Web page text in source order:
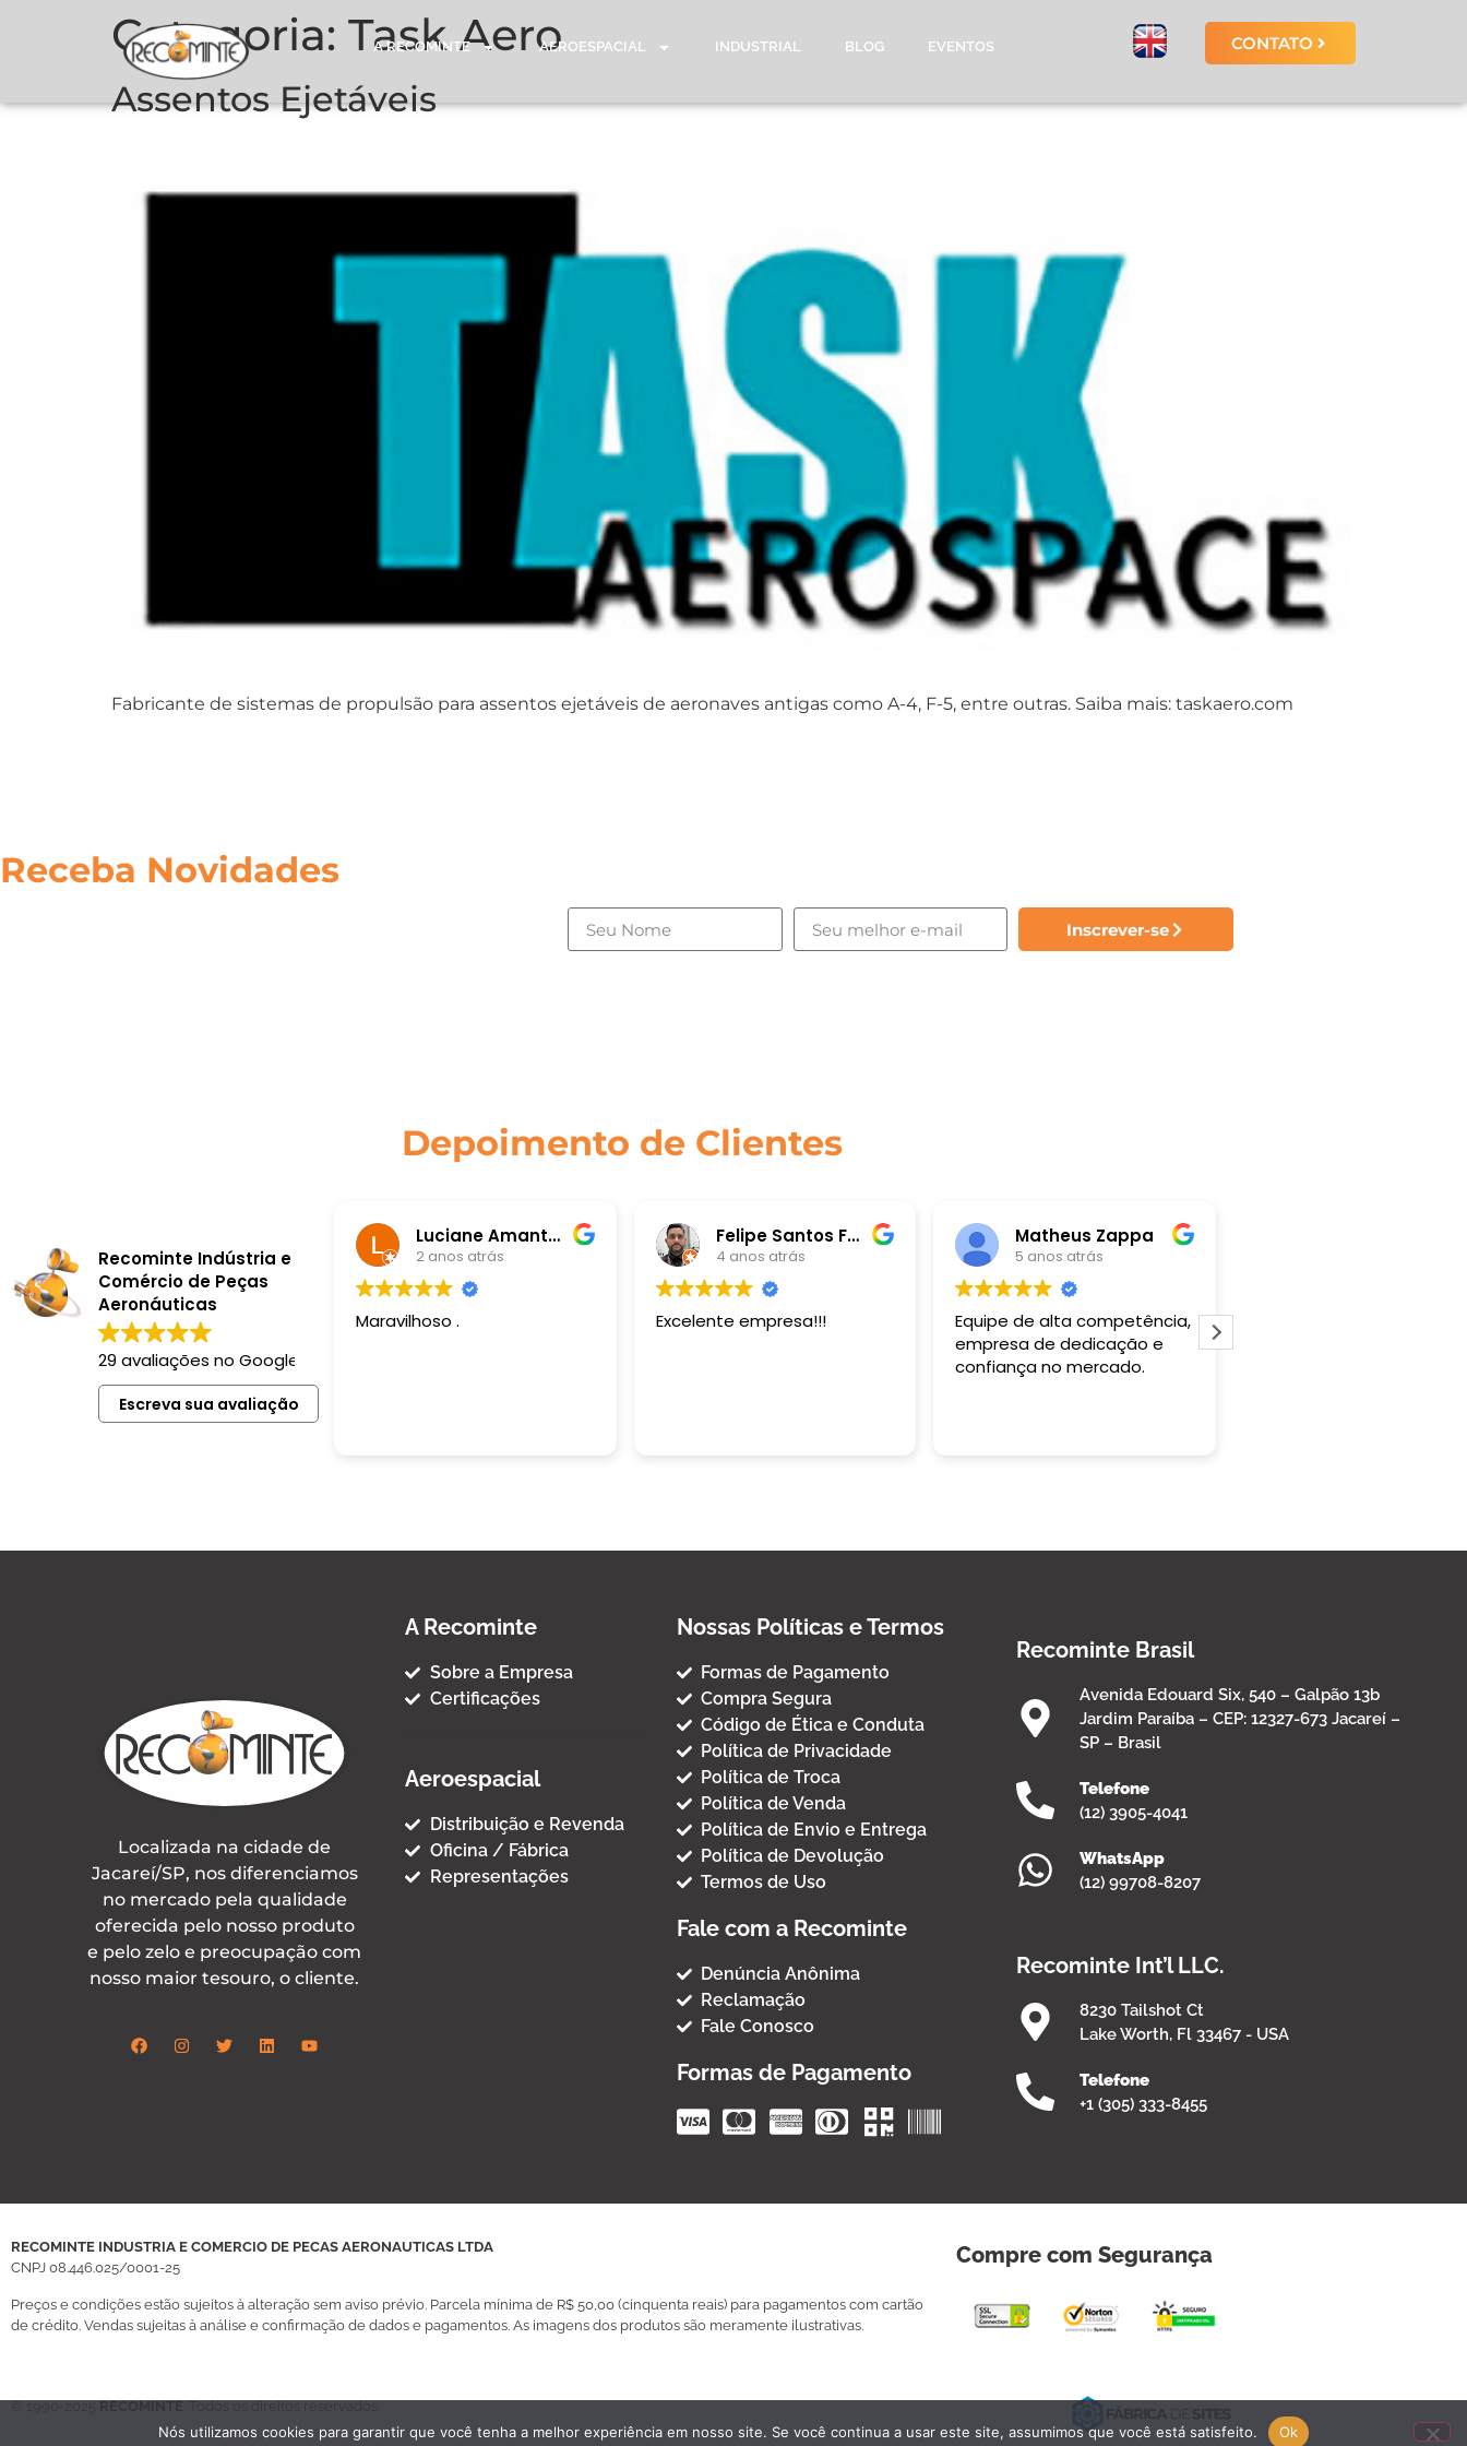
A RECOMINTE AEROESPACIAL INDUSTRIAL BLOG EVENTOS CONTATO
Categoria: Task Aero
Assentos Ejetáveis
Fabricante de sistemas de propulsão para assentos ejetáveis de aeronaves antigas como A-4, F-5, entre outras. Saiba mais: taskaero.com
Receba Novidades
Inscrever-se
Depoimento de Clientes
Recominte Indústria e
Comércio de Peças
Aeronáuticas
29 avaliações no Google
Escreva sua avaliação
Luciane Amantea
2 anos atrás
Maravilhoso .
Felipe Santos Ferreira
4 anos atrás
Excelente empresa!!!
Matheus Zappa
5 anos atrás
Equipe de alta competência,
empresa de dedicação e
confiança no mercado.
Localizada na cidade de
Jacareí/SP, nos diferenciamos
no mercado pela qualidade
oferecida pelo nosso produto
e pelo zelo e preocupação com
nosso maior tesouro, o cliente.
A Recominte
Sobre a Empresa
Certificações
Aeroespacial
Distribuição e Revenda
Oficina / Fábrica
Representações
Nossas Políticas e Termos
Formas de Pagamento
Compra Segura
Código de Ética e Conduta
Política de Privacidade
Política de Troca
Política de Venda
Política de Envio e Entrega
Política de Devolução
Termos de Uso
Fale com a Recominte
Denúncia Anônima
Reclamação
Fale Conosco
Formas de Pagamento
Recominte Brasil
Avenida Edouard Six, 540 – Galpão 13b
Jardim Paraíba – CEP: 12327-673 Jacareí –
SP – Brasil
Telefone
(12) 3905-4041
WhatsApp
(12) 99708-8207
Recominte Int’l LLC.
8230 Tailshot Ct
Lake Worth, Fl 33467 - USA
Telefone
+1 (305) 333-8455
RECOMINTE INDUSTRIA E COMERCIO DE PECAS AERONAUTICAS LTDA
CNPJ 08.446.025/0001-25
Preços e condições estão sujeitos à alteração sem aviso prévio. Parcela mínima de R$ 50,00 (cinquenta reais) para pagamentos com cartão
de crédito. Vendas sujeitas à análise e confirmação de dados e pagamentos. As imagens dos produtos são meramente ilustrativas.
Compre com Segurança
Nós utilizamos cookies para garantir que você tenha a melhor experiência em nosso site. Se você continua a usar este site, assumimos que você está satisfeito. Ok